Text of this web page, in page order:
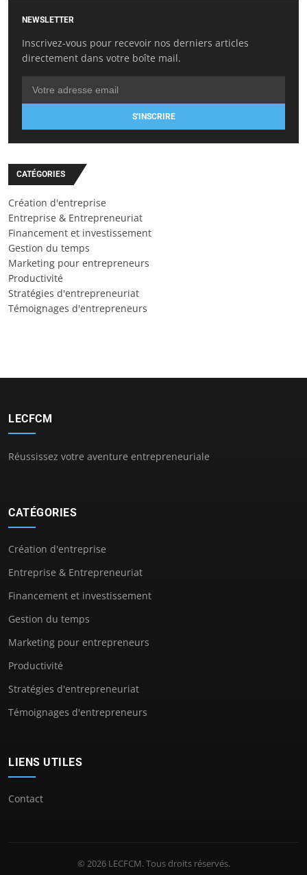
NEWSLETTER
Inscrivez-vous pour recevoir nos derniers articles
directement dans votre boîte mail.
S'INSCRIRE
CATÉGORIES
Création d'entreprise
Entreprise & Entrepreneuriat
Financement et investissement
Gestion du temps
Marketing pour entrepreneurs
Productivité
Stratégies d'entrepreneuriat
Témoignages d'entrepreneurs
LECFCM
Réussissez votre aventure entrepreneuriale
CATÉGORIES
Création d'entreprise
Entreprise & Entrepreneuriat
Financement et investissement
Gestion du temps
Marketing pour entrepreneurs
Productivité
Stratégies d'entrepreneuriat
Témoignages d'entrepreneurs
LIENS UTILES
Contact
© 2026 LECFCM. Tous droits réservés.